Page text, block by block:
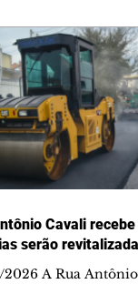
Cavali
serão
A Rua